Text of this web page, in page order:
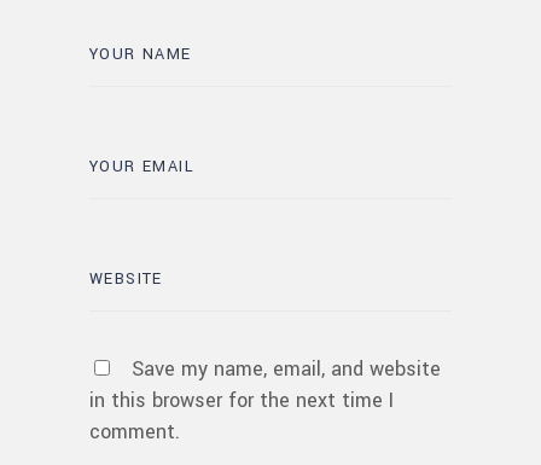
Save my name, email, and website
in this browser for the next time I
comment.